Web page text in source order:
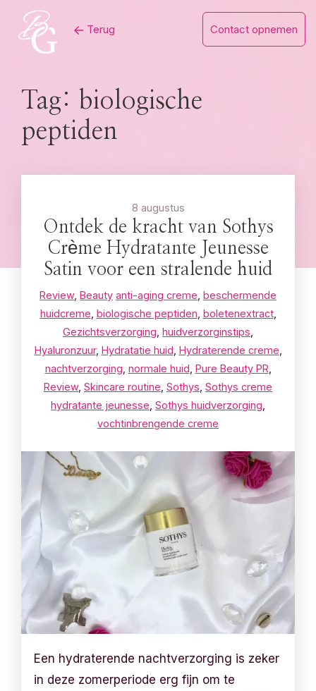
content
Terug Contact opnemen
Tag: biologische
peptiden
8 augustus
Ontdek de kracht van Sothys
Crème Hydratante Jeunesse
Satin voor een stralende huid
Review, Beauty anti-aging creme beschermende
huidcreme biologische peptiden boletenextract,
Gezichtsverzorging huidverzorginstips
Hyaluronzuur, Hydratatie huid Hydraterende creme
nachtverzorging normale huid Pure Beauty PR
Review, Skincare routine Sothys Sothys creme
hydratante jeunesse Sothys huidverzorging
vochtinbrengende creme
Een hydraterende nachtverzorging is zeker
in deze zomerperiode erg fijn om te